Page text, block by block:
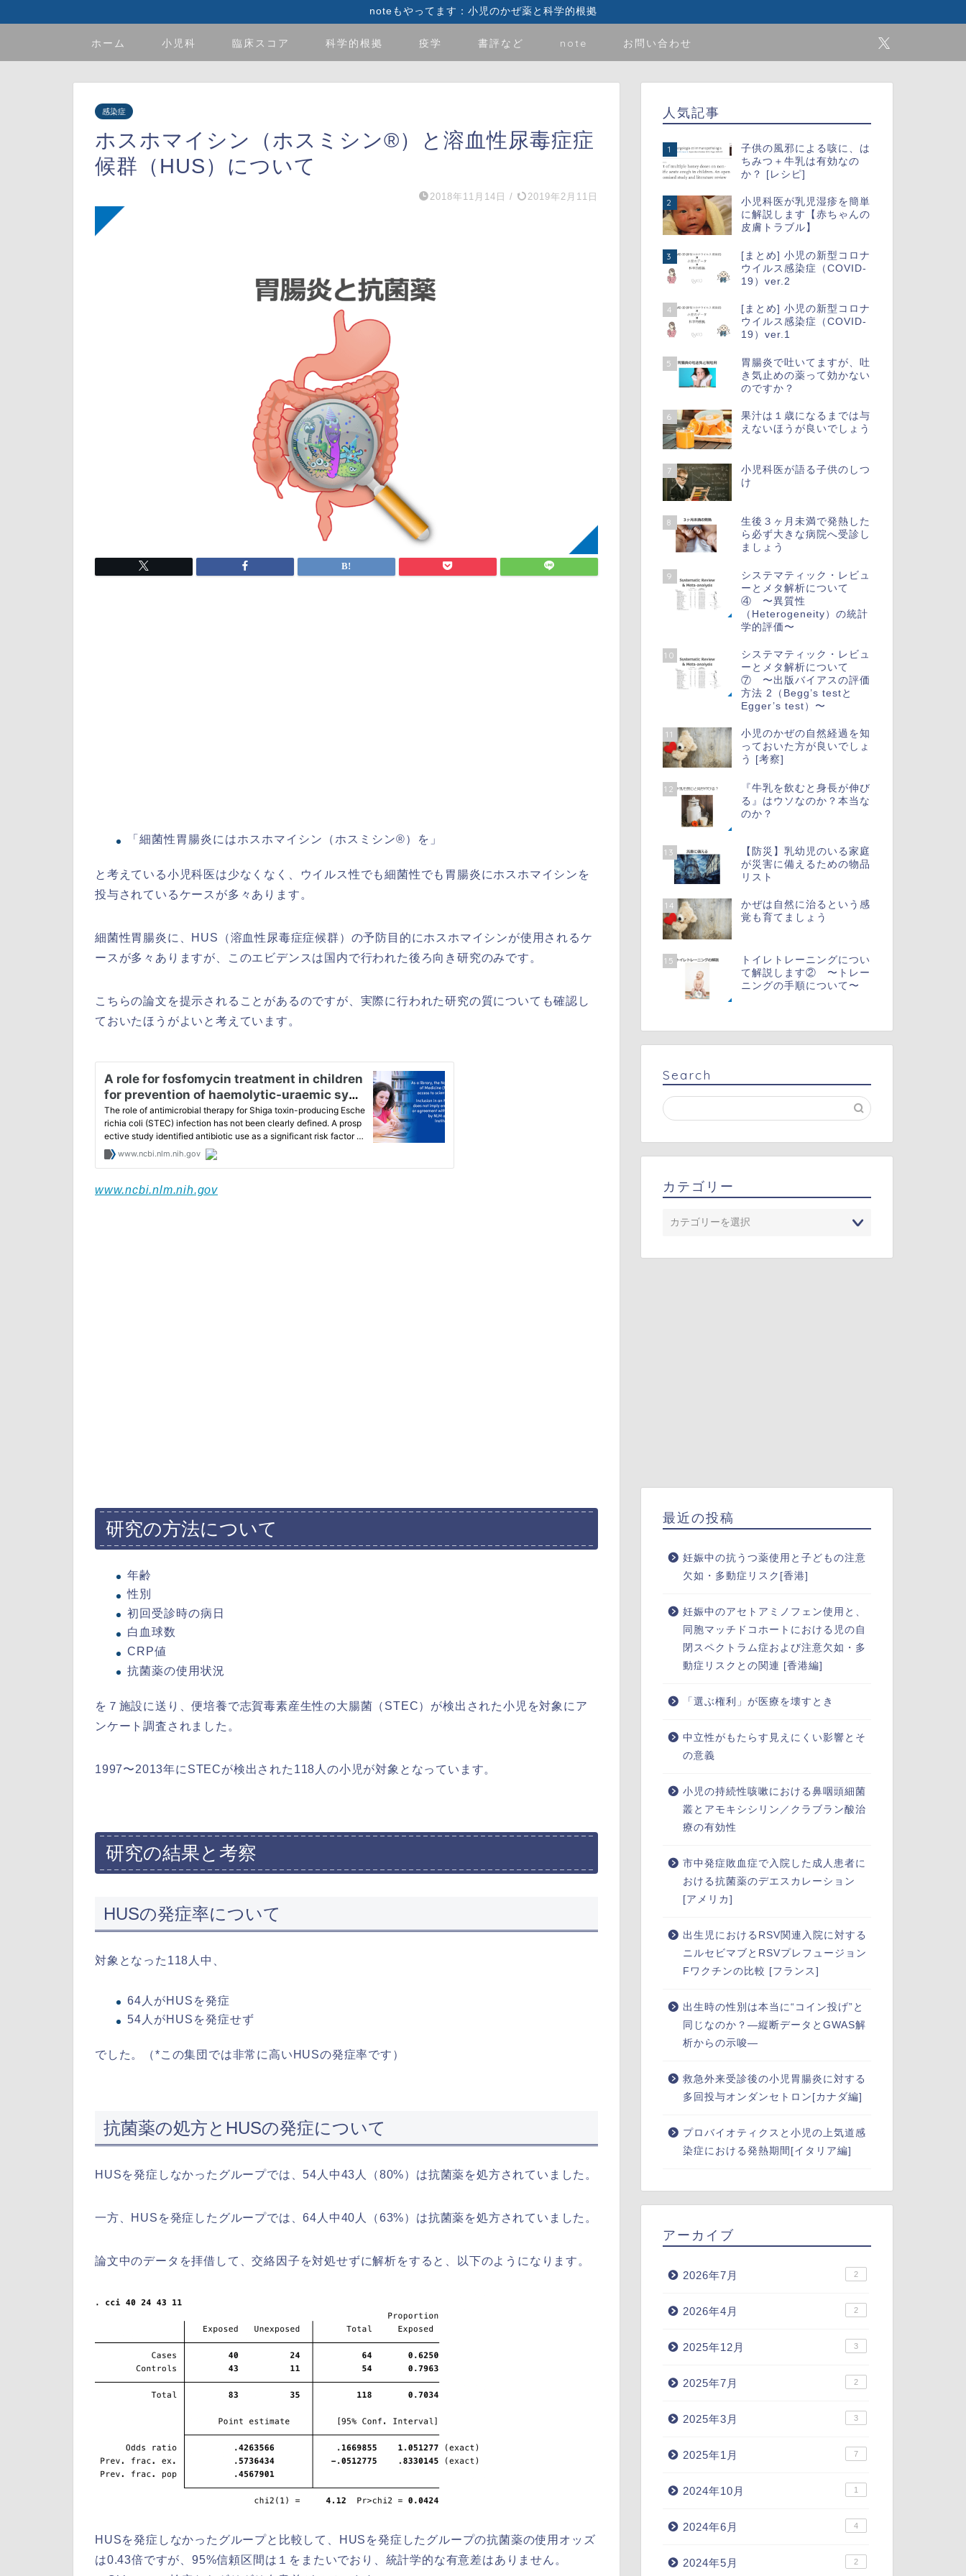
noteもやってます：小児のかぜ薬と科学的根拠
ホーム 小児科 臨床スコア 科学的根拠 疫学 書評など note お問い合わせ
感染症
ホスホマイシン（ホスミシン®︎）と溶血性尿毒症症
候群（HUS）について
2018年11月14日 / 2019年2月11日
「細菌性胃腸炎にはホスホマイシン（ホスミシン®︎）を」
と考えている小児科医は少なくなく、ウイルス性でも細菌性でも胃腸炎にホスホマイシンを
投与されているケースが多々あります。
細菌性胃腸炎に、HUS（溶血性尿毒症症候群）の予防目的にホスホマイシンが使用されるケ
ースが多々ありますが、このエビデンスは国内で行われた後ろ向き研究のみです。
こちらの論文を提示されることがあるのですが、実際に行われた研究の質についても確認し
ておいたほうがよいと考えています。
www.ncbi.nlm.nih.gov
研究の方法について
年齢
性別
初回受診時の病日
白血球数
CRP値
抗菌薬の使用状況
を７施設に送り、便培養で志賀毒素産生性の大腸菌（STEC）が検出された小児を対象にア
ンケート調査されました。
1997〜2013年にSTECが検出された118人の小児が対象となっています。
研究の結果と考察
HUSの発症率について
対象となった118人中、
64人がHUSを発症
54人がHUSを発症せず
でした。（*この集団では非常に高いHUSの発症率です）
抗菌薬の処方とHUSの発症について
HUSを発症しなかったグループでは、54人中43人（80%）は抗菌薬を処方されていました。
一方、HUSを発症したグループでは、64人中40人（63%）は抗菌薬を処方されていました。
論文中のデータを拝借して、交絡因子を対処せずに解析をすると、以下のようになります。
HUSを発症しなかったグループと比較して、HUSを発症したグループの抗菌薬の使用オッズ
は0.43倍ですが、95%信頼区間は１をまたいでおり、統計学的な有意差はありません。
人気記事
1
子供の風邪による咳に、は
ちみつ＋牛乳は有効なの
か？ [レシピ]
2
小児科医が乳児湿疹を簡単
に解説します【赤ちゃんの
皮膚トラブル】
3
[まとめ] 小児の新型コロナ
ウイルス感染症（COVID-
19）ver.2
4
[まとめ] 小児の新型コロナ
ウイルス感染症（COVID-
19）ver.1
5
胃腸炎で吐いてますが、吐
き気止めの薬って効かない
のですか？
6
果汁は１歳になるまでは与
えないほうが良いでしょう
7
小児科医が語る子供のしつ
け
8
生後３ヶ月未満で発熱した
ら必ず大きな病院へ受診し
ましょう
9
システマティック・レビュ
ーとメタ解析について
④ 〜異質性
（Heterogeneity）の統計
学的評価〜
10
システマティック・レビュ
ーとメタ解析について
⑦ 〜出版バイアスの評価
方法 2（Begg’s testと
Egger’s test）〜
11
小児のかぜの自然経過を知
っておいた方が良いでしょ
う [考察]
12
『牛乳を飲むと身長が伸び
る』はウソなのか？本当な
のか？
13
【防災】乳幼児のいる家庭
が災害に備えるための物品
リスト
14
かぜは自然に治るという感
覚も育てましょう
15
トイレトレーニングについ
て解説します② 〜トレー
ニングの手順について〜
Search
カテゴリー
最近の投稿
妊娠中の抗うつ薬使用と子どもの注意
欠如・多動症リスク[香港]
妊娠中のアセトアミノフェン使用と、
同胞マッチドコホートにおける児の自
閉スペクトラム症および注意欠如・多
動症リスクとの関連 [香港編]
「選ぶ権利」が医療を壊すとき
中立性がもたらす見えにくい影響とそ
の意義
小児の持続性咳嗽における鼻咽頭細菌
叢とアモキシシリン／クラブラン酸治
療の有効性
市中発症敗血症で入院した成人患者に
おける抗菌薬のデエスカレーション
[アメリカ]
出生児におけるRSV関連入院に対する
ニルセビマブとRSVプレフュージョン
Fワクチンの比較 [フランス]
出生時の性別は本当に“コイン投げ”と
同じなのか？―縦断データとGWAS解
析からの示唆―
救急外来受診後の小児胃腸炎に対する
多回投与オンダンセトロン[カナダ編]
プロバイオティクスと小児の上気道感
染症における発熱期間[イタリア編]
アーカイブ
2026年7月 2
2026年4月 2
2025年12月 3
2025年7月 2
2025年3月 3
2025年1月 7
2024年10月 1
2024年6月 4
2024年5月 2